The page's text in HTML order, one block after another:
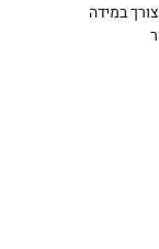
במידה